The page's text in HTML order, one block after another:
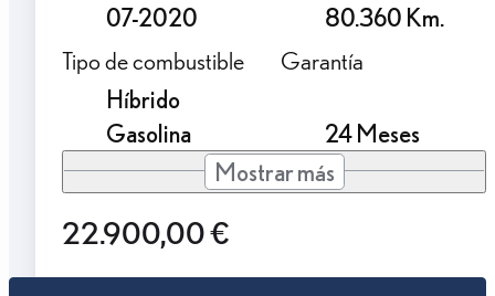
07-2020
80.360 Km.
Tipo de combustible
Híbrido
Gasolina
Garantía
24 Meses
Mostrar más
22.900,00 €